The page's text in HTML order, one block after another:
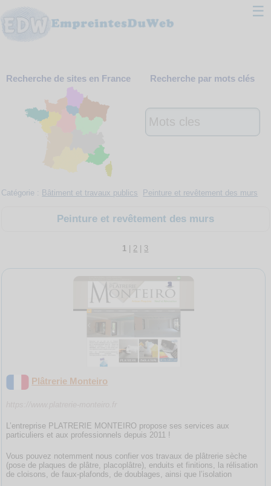
☰
Webmaster
Contact
Support
Recherche de sites en France Recherche par mots clés
Catégorie : Bâtiment et travaux publics Peinture et revêtement des murs
Peinture et revêtement des murs
1 2 3
Plâtrerie Monteiro
L’entreprise PLATRERIE MONTEIRO propose ses services aux
particuliers et aux professionnels depuis 2011 !
Vous pouvez notemment nous confier vos travaux de plâtrerie sèche
(pose de plaques de plâtre, placoplâtre), enduits et finitions, la rélisation
de cloisons, de faux-plafonds, de doublages, ainsi que l’isolation